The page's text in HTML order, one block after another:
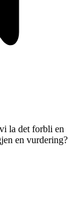
la det forbli en
en vurdering?